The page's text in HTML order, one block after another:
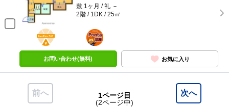
敷 1ヶ月 / 礼 －
2階 / 1DK / 25㎡
BunChinPAY
ポンタ
部屋
お問い合わせ(無料) お気に入り
前へ 次へ
1ページ目
(2ページ中)